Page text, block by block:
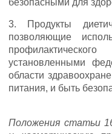
3. Продукты
позволяющие
установленными
области
питания, и быть
Положения статьи